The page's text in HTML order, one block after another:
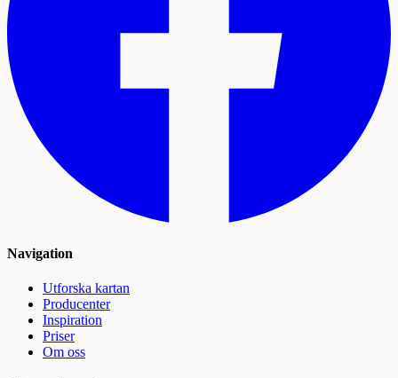
Navigation
Utforska kartan
Producenter
Inspiration
Priser
Om oss